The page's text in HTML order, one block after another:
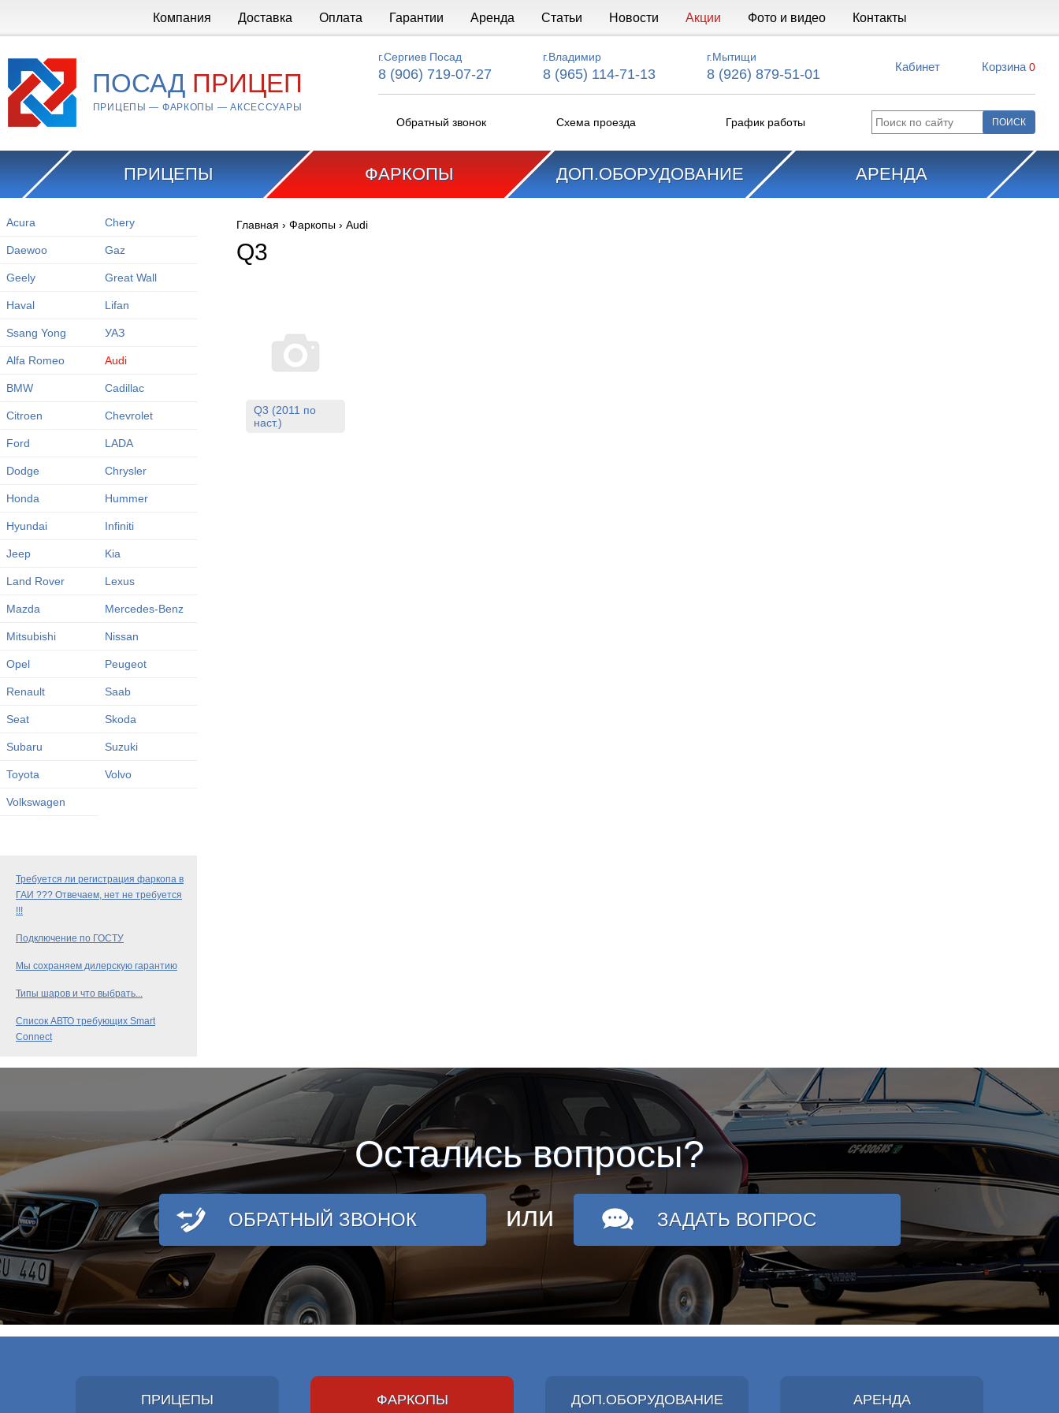
Компания Доставка Оплата Гарантии Аренда Статьи Новости Акции Фото и видео Контакты
ПОСАД ПРИЦЕП
ПРИЦЕПЫ — ФАРКОПЫ — АКСЕССУАРЫ
г.Сергиев Посад
8 (906) 719-07-27
г.Владимир
8 (965) 114-71-13
г.Мытищи
8 (926) 879-51-01 Кабинет Корзина 0
Обратный звонок Схема проезда График работы
ПРИЦЕПЫ ФАРКОПЫ ДОП.ОБОРУДОВАНИЕ АРЕНДА
Acura Chery
Daewoo Gaz
Geely Great Wall
Haval Lifan
Ssang Yong УАЗ
Alfa Romeo Audi
BMW Cadillac
Citroen Chevrolet
Ford LADA
Dodge Chrysler
Honda Hummer
Hyundai Infiniti
Jeep Kia
Land Rover Lexus
Mazda Mercedes-Benz
Mitsubishi Nissan
Opel Peugeot
Renault Saab
Seat Skoda
Subaru Suzuki
Toyota Volvo
Volkswagen
Требуется ли регистрация фаркопа в
ГАИ ??? Отвечаем, нет не требуется
!!!
Подключение по ГОСТУ
Мы сохраняем дилерскую гарантию
Типы шаров и что выбрать...
Список АВТО требующих Smart
Connect
Вы здесь
Главная › Фаркопы › Audi
Q3
Q3 (2011 по
наст.)
Остались вопросы?
ОБРАТНЫЙ ЗВОНОК или ЗАДАТЬ ВОПРОС
ПРИЦЕПЫ ФАРКОПЫ ДОП.ОБОРУДОВАНИЕ АРЕНДА